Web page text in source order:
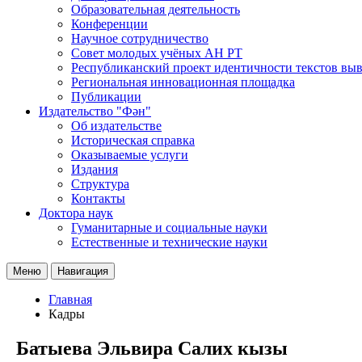
Образовательная деятельность
Конференции
Научное сотрудничество
Совет молодых учёных АН РТ
Республиканский проект идентичности текстов
Региональная инновационная площадка
Публикации
Издательство "Фән"
Об издательстве
Историческая справка
Оказываемые услуги
Издания
Структура
Контакты
Доктора наук
Гуманитарные и социальные науки
Естественные и технические науки
Меню Навигация
Главная
Кадры
Батыева Эльвира Салих кызы